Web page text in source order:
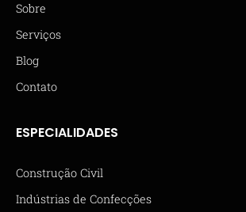
Sobre
Serviços
Blog
Contato
ESPECIALIDADES
Construção Civil
Indústrias de Confecções